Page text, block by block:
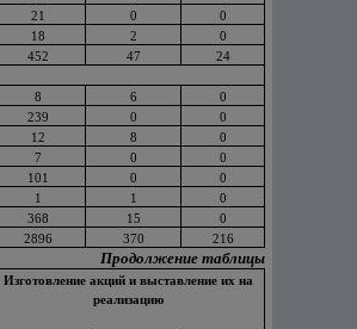
21 0
0
18 2
0
452 47
24
8 6
0
239 0
0
12 8
0
7 0
0
101 0
0
1 1
0
368 15
0
2896 370 216
Продолжение таблицы
Изготовление акций и выставление их на
реализацию